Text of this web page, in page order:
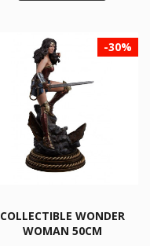
COLLECTIBLE WONDER
WOMAN 50CM
-30%